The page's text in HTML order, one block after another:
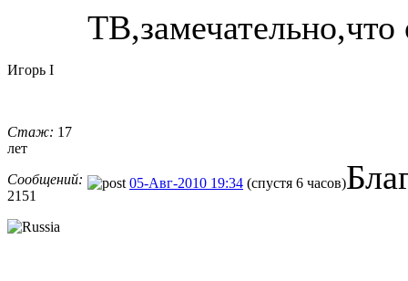
Игорь I
Стаж: 17
лет
Сообщений:
2151
05-Авг-2010 19:34 (спустя 6 часов)